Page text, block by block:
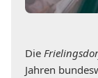
Die
Jahren